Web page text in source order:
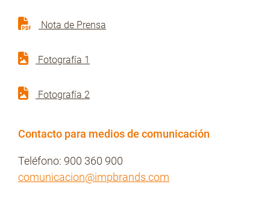
Nota de Prensa
Fotografía 1
Fotografía 2
Contacto para medios de comunicación
Teléfono: 900 360 900
comunicacion@impbrands.com